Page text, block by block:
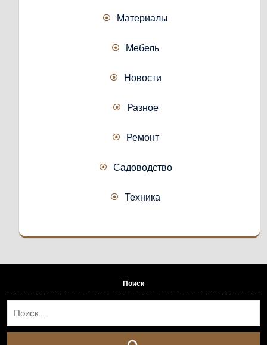
Материалы
Мебель
Новости
Разное
Ремонт
Садоводство
Техника
Поиск